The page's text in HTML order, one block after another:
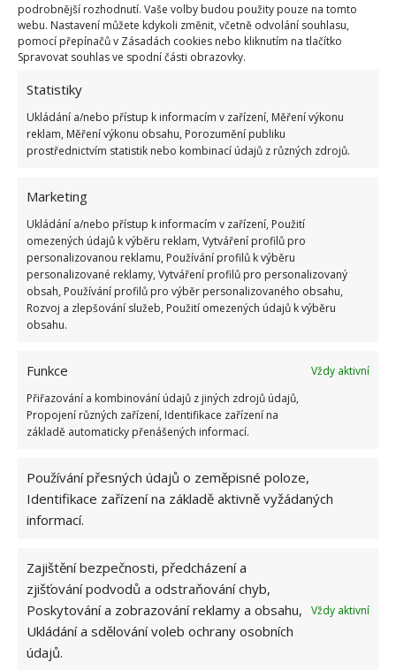
podrobnější rozhodnutí. Vaše volby budou použity pouze na tomto
webu. Nastavení můžete kdykoli změnit, včetně odvolání souhlasu,
pomocí přepínačů v Zásadách cookies nebo kliknutím na tlačítko
Spravovat souhlas ve spodní části obrazovky.
Statistiky
Ukládání a/nebo přístup k informacím v zařízení, Měření výkonu
reklam, Měření výkonu obsahu, Porozumění publiku
prostřednictvím statistik nebo kombinací údajů z různých zdrojů.
Marketing
Ukládání a/nebo přístup k informacím v zařízení, Použití
omezených údajů k výběru reklam, Vytváření profilů pro
personalizovanou reklamu, Používání profilů k výběru
personalizované reklamy, Vytváření profilů pro personalizovaný
obsah, Používání profilů pro výběr personalizovaného obsahu,
Rozvoj a zlepšování služeb, Použití omezených údajů k výběru
obsahu.
Funkce
Vždy aktivní
Přiřazování a kombinování údajů z jiných zdrojů údajů,
Propojení různých zařízení, Identifikace zařízení na
základě automaticky přenášených informací.
Používání přesných údajů o zeměpisné poloze,
Identifikace zařízení na základě aktivně vyžádaných
informací.
Zajištění bezpečnosti, předcházení a
zjišťování podvodů a odstraňování chyb,
Poskytování a zobrazování reklamy a obsahu,
Ukládání a sdělování voleb ochrany osobních
údajů.
Vždy aktivní
Sprchový kout je situovaný za šatníkem a vešla se i
organizérem na hygienické potřeby. A protože zbylo
místo i na pracovní stůl a židle, může v těchto
podmínkách Karin nejen žít, ale zároveň i pracovat z
ženy, jež chtěla začít od nuly, může se podívat na
článek, který jsme na webu BydlímeÚtulně před
časem také uvedli.